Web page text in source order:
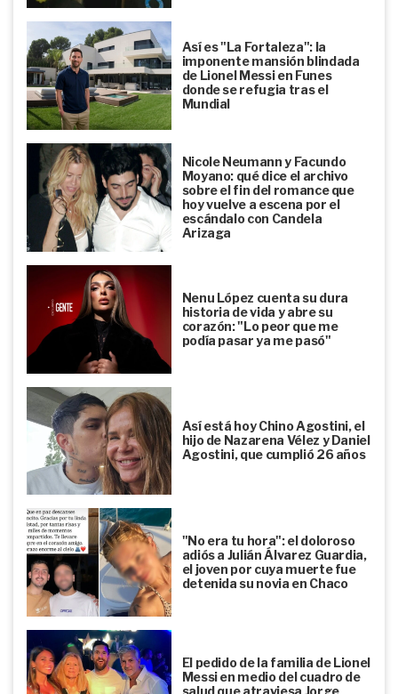
Así es "La Fortaleza": la
imponente mansión blindada
de Lionel Messi en Funes
donde se refugia tras el
Mundial
Nicole Neumann y Facundo
Moyano: qué dice el archivo
sobre el fin del romance que
hoy vuelve a escena por el
escándalo con Candela
Arizaga
Nenu López cuenta su dura
historia de vida y abre su
corazón: "Lo peor que me
podía pasar ya me pasó"
Así está hoy Chino Agostini, el
hijo de Nazarena Vélez y Daniel
Agostini, que cumplió 26 años
"No era tu hora": el doloroso
adiós a Julián Álvarez Guardia,
el joven por cuya muerte fue
detenida su novia en Chaco
El pedido de la familia de Lionel
Messi en medio del cuadro de